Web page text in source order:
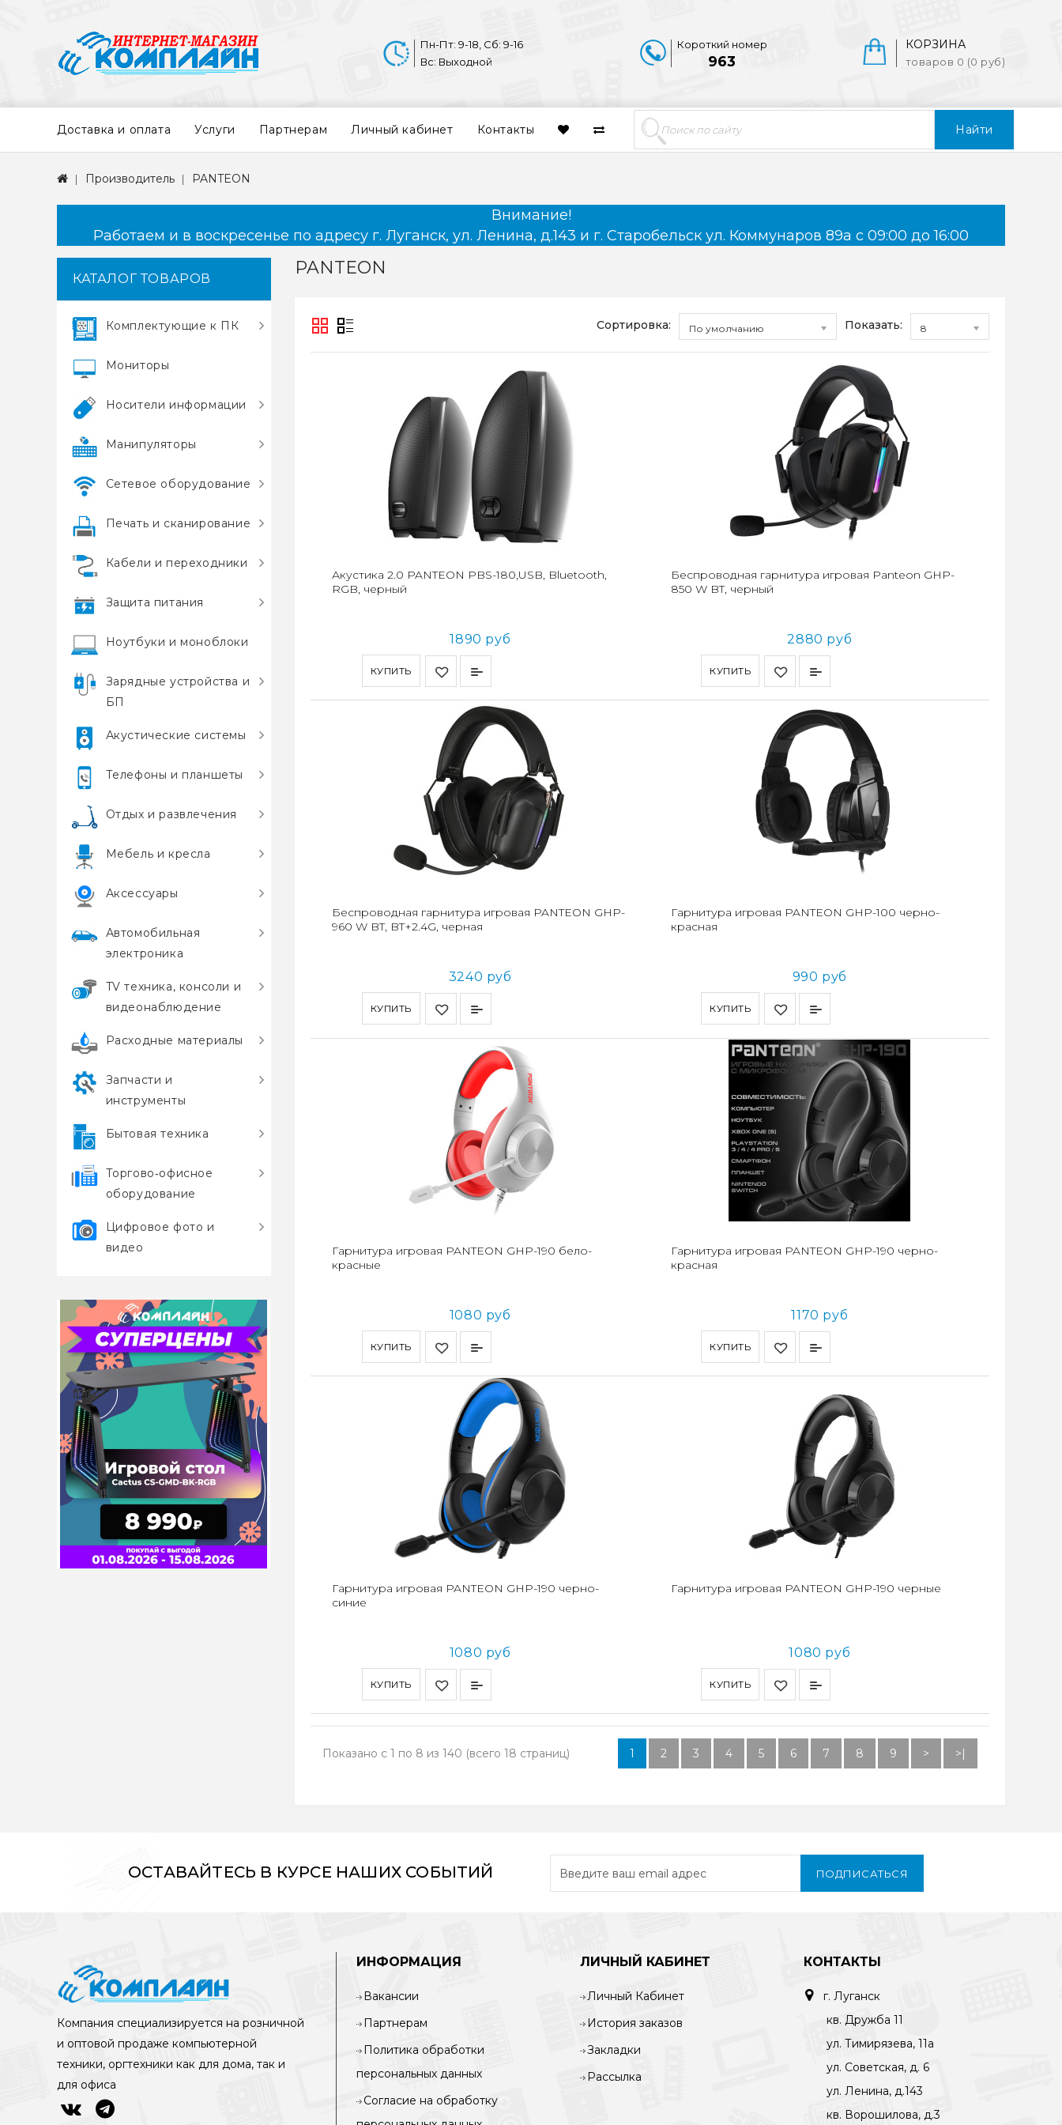
Найти
КОРЗИНА
товаров 0 (0 руб)
Короткий номер
963
Пн-Пт: 9-18, Сб: 9-16
Вс: Выходной
Доставка и оплата Услуги Партнерам Личный кабинет Контакты
Производитель PANTEON
Внимание!
Работаем и в воскресенье по адресу г. Луганск, ул. Ленина, д.143 и г. Старобельск ул. Коммунаров 89а с 09:00 до 16:00
КАТАЛОГ ТОВАРОВ
Комплектующие к ПК
Мониторы
Носители информации
Манипуляторы
Сетевое оборудование
Печать и сканирование
Кабели и переходники
Защита питания
Ноутбуки и моноблоки
Зарядные устройства и
БП
Акустические системы
Телефоны и планшеты
Отдых и развлечения
Мебель и кресла
Аксессуары
Автомобильная
электроника
TV техника, консоли и
видеонаблюдение
Расходные материалы
Запчасти и
инструменты
Бытовая техника
Торгово‑офисное
оборудование
Цифровое фото и
видео
PANTEON
Сортировка: По умолчанию Показать: 8
КУПИТЬ
Акустика 2.0 PANTEON PBS-180,USB, Bluetooth,
RGB, черный
1890 руб
КУПИТЬ
Беспроводная гарнитура игровая Panteon GHP-
850 W BT, черный
2880 руб
КУПИТЬ
Беспроводная гарнитура игровая PANTEON GHP-
960 W BT, BT+2.4G, черная
3240 руб
КУПИТЬ
Гарнитура игровая PANTEON GHP-100 черно-
красная
990 руб
КУПИТЬ
Гарнитура игровая PANTEON GHP-190 бело-
красные
1080 руб
КУПИТЬ
Гарнитура игровая PANTEON GHP-190 черно-
красная
1170 руб
КУПИТЬ
Гарнитура игровая PANTEON GHP-190 черно-
синие
1080 руб
КУПИТЬ
Гарнитура игровая PANTEON GHP-190 черные
1080 руб
1 2 3 4 5 6 7 8 9 > >|
Показано с 1 по 8 из 140 (всего 18 страниц)
ОСТАВАЙТЕСЬ В КУРСЕ НАШИХ СОБЫТИЙ ПОДПИСАТЬСЯ
Компания специализируется на розничной
и оптовой продаже компьютерной
техники, оргтехники как для дома, так и
для офиса
ИНФОРМАЦИЯ
Вакансии
Партнерам
Политика обработки
персональных данных
Согласие на обработку
ЛИЧНЫЙ КАБИНЕТ
Личный Кабинет
История заказов
Закладки
Рассылка
КОНТАКТЫ
г. Луганск
кв. Дружба 11
ул. Тимирязева, 11а
ул. Советская, д. 6
ул. Ленина, д.143
кв. Ворошилова, д.3